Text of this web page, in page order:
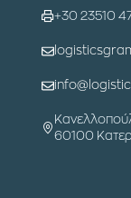
+30 23510
60100